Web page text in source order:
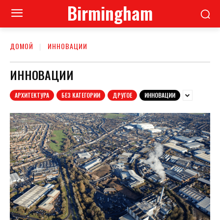
Birmingham
ДОМОЙ ИННОВАЦИИ
ИННОВАЦИИ
АРХИТЕКТУРА БЕЗ КАТЕГОРИИ ДРУГОЕ ИННОВАЦИИ